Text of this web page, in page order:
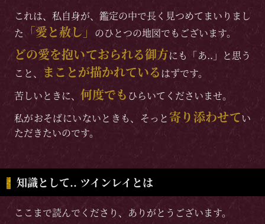
これは、私自身が、鑑定の中で長く見つめてまいりまし
た
「愛と赦し」 のひとつの地図でもございます。
どの愛を抱いておられる御方にも「あ..」と思う
こと、
まことが描かれているはずです。
苦しいときに、 何度でも ひらいてくださいませ。
私がおそばにいないときも、そっと 寄り添わせてい
ただきたいのです。
知識として.. ツインレイとは
ここまで読んでくださり、ありがとうございます。